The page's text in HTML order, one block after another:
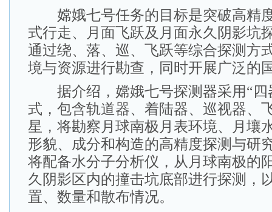
嫦娥七号任务的目标是突破高精
式行走、月面飞跃及月面永久阴影坑
通过绕、落、巡、飞跃等综合探测方
境与资源进行勘查，同时开展广泛的
据介绍，嫦娥七号探测器采用“四
式，包含轨道器、着陆器、巡视器、
星，将勘察月球南极月表环境、月壤
形貌、成分和构造的高精度探测与研
将配备水分子分析仪，从月球南极的
久阴影区内的撞击坑底部进行探测，
置、数量和散布情况。